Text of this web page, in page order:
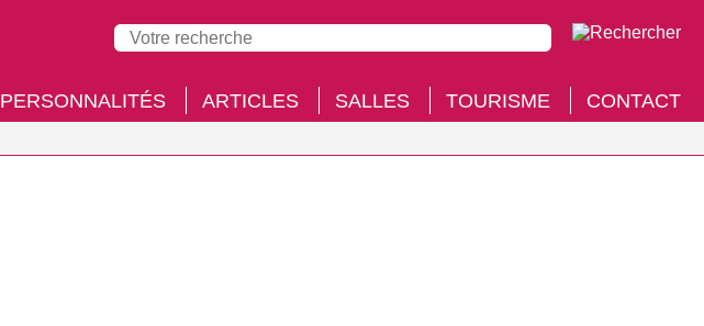
PERSONNALITÉS ARTICLES SALLES TOURISME CONTACT